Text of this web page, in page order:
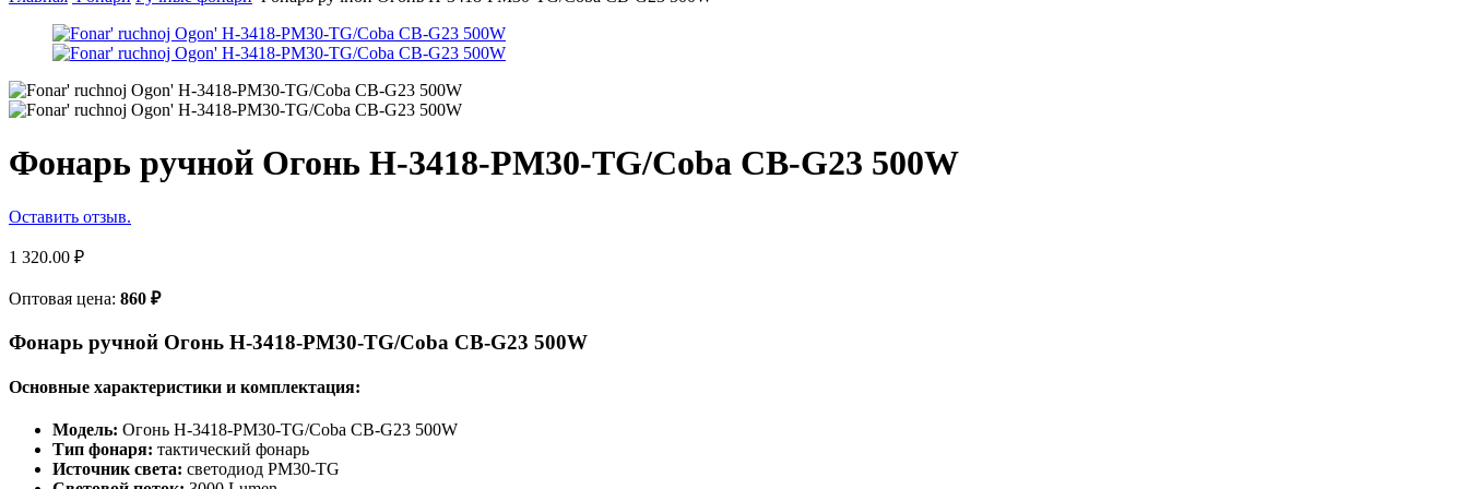
Фонарь ручной Огонь H-3418-PM30-TG/Coba CB-G23 500W
Оставить отзыв.
1 320.00 ₽
Оптовая цена: 860 ₽
Фонарь ручной Огонь H-3418-PM30-TG/Coba CB-G23 500W
Основные характеристики и комплектация:
Модель: Огонь H-3418-PM30-TG/Coba CB-G23 500W
Тип фонаря: тактический фонарь
Источник света: светодиод PM30-TG